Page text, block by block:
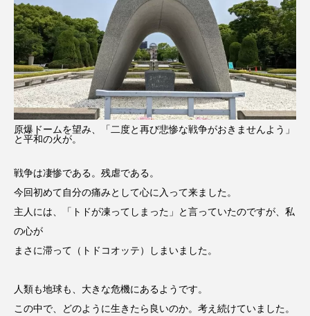
原爆ドームを望み、「二度と再び悲惨な戦争がおきませんよう」
と平和の火が。
戦争は凄惨である。残虐である。
今回初めて自分の痛みとして心に入って来ました。
主人には、「トドが凍ってしまった」と言っていたのですが、私
の心が
まさに滞って（トドコオッテ）しまいました。
人類も地球も、大きな危機にあるようです。
この中で、どのように生きたら良いのか。考え続けていました。